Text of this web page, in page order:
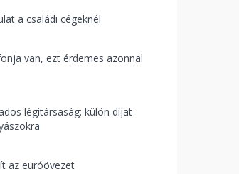
a családi cégeknél
van, ezt érdemes azonnal
légitársaság: külön díjat
az euróövezet